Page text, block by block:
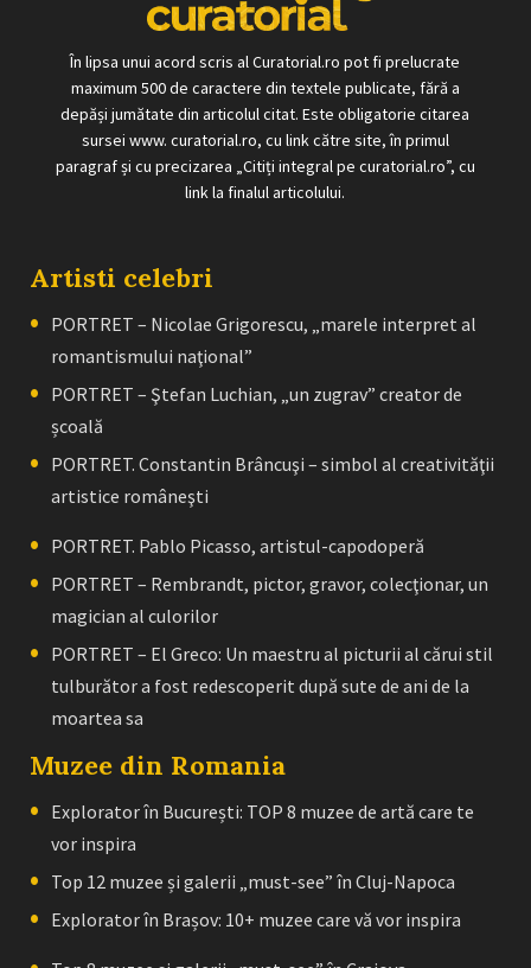
În lipsa unui acord scris al Curatorial.ro pot fi prelucrate
maximum 500 de caractere din textele publicate, fără a
depăși jumătate din articolul citat. Este obligatorie citarea
sursei www. curatorial.ro, cu link către site, în primul
paragraf și cu precizarea „Citiți integral pe curatorial.ro”, cu
link la finalul articolului.
Artisti celebri
PORTRET – Nicolae Grigorescu, „marele interpret al
romantismului naţional”
PORTRET – Ştefan Luchian, „un zugrav” creator de
școală
PORTRET. Constantin Brâncuşi – simbol al creativităţii
artistice româneşti
PORTRET. Pablo Picasso, artistul-capodoperă
PORTRET – Rembrandt, pictor, gravor, colecţionar, un
magician al culorilor
PORTRET – El Greco: Un maestru al picturii al cărui stil
tulburător a fost redescoperit după sute de ani de la
moartea sa
Muzee din Romania
Explorator în București: TOP 8 muzee de artă care te
vor inspira
Top 12 muzee și galerii „must-see” în Cluj-Napoca
Explorator în Brașov: 10+ muzee care vă vor inspira